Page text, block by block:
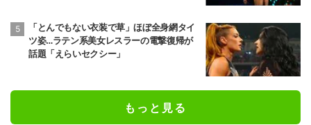
「とんでもない衣装で草」ほぼ全身網タイ
ツ姿…ラテン系美女レスラーの電撃復帰が
話題「えらいセクシー」
もっと見る